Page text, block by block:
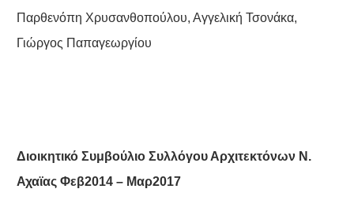
Παρθενόπη Χρυσανθοπούλου, Αγγελική Τσονάκα,
Γιώργος Παπαγεωργίου
Διοικητικό Συμβούλιο Συλλόγου Αρχιτεκτόνων Ν.
Αχαϊας Φεβ2014 – Μαρ2017